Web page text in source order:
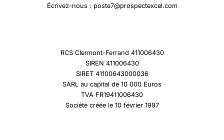
Écrivez-nous : poste7@prospectexcel.com
RCS Clermont-Ferrand 411006430
SIREN 411006430
SIRET 41100643000036
SARL au capital de 10 000 Euros
TVA FR19411006430
Société créée le 10 février 1997